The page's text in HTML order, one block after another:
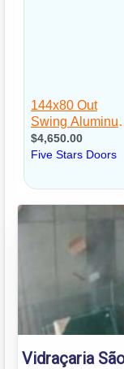
Vidraçaria